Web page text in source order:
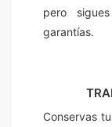
pero
garantías.
Conservas